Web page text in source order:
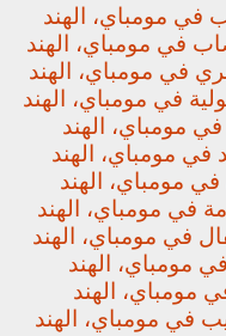
في مومباي، الهند
في مومباي، الهند
في مومباي، الهند
في مومباي، الهند
مومباي، الهند
في مومباي، الهند
مومباي، الهند
في مومباي، الهند
في مومباي، الهند
مومباي، الهند
مومباي، الهند
في مومباي، الهند